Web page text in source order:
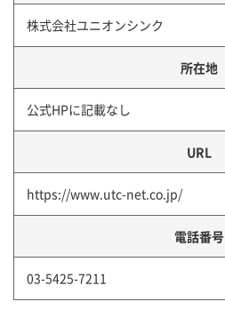
株式会社ユニオンシンク
所在地
公式HPに記載なし
URL
https://www.utc-net.co.jp/
電話番号
03-5425-7211